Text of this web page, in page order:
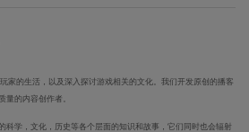
家的生活，以及深入探讨游戏相关的文化。我们开发原创的播客
的内容创作者。
科学，文化，历史等各个层面的知识和故事，它们同时也会辐射